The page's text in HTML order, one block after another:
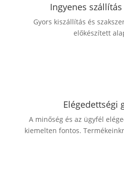
Ingyenes
Gyors kiszállítás és
előkészített
Elégedettségi
A minőség és az ügyfél
kiemelten fontos.